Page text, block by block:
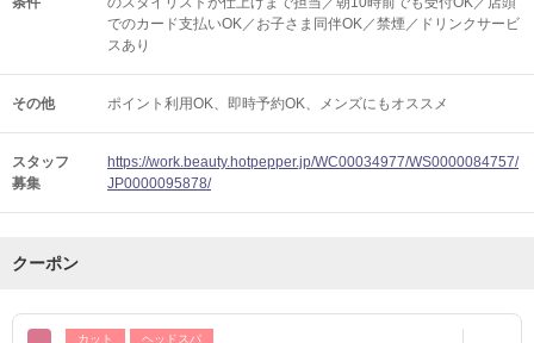
でのカード支払いOK／お子さま同伴OK／禁煙／ドリンクサービ
スあり
その他 ポイント利用OK 即時予約OK メンズにもオススメ
スタッフ
募集
https://work.beauty.hotpepper.jp/WC00034977/WS0000084757/
JP0000095878/
クーポン
カット ヘッドスパ